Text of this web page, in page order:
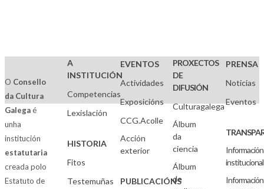
O Consello
da Cultura
Galegaé
unha
institución
estatutaria
creada polo
Estatuto de
A
INSTITUCIÓN
Competencias
Lexislación
HISTORIA
Fitos
Testemuñas
EVENTOS
Actividades
Exposicións
CCG.Acolle
Acción
exterior
PUBLICACIÓNS
PROXECTOS
DE
DIFUSIÓN
Culturagalega
Álbum
da
ciencia
Álbum
de
PRENSA
Noticias
Eventos
Información
institucional
Información